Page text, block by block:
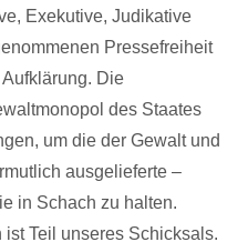
Exekutive, Judikative
Pressefreiheit
Die
des Staates
um die der Gewalt und
ausgelieferte –
in Schach zu halten.
Teil unseres Schicksals.